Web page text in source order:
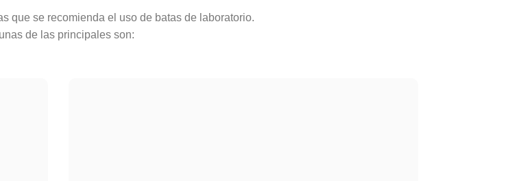
que se recomienda el uso de batas de laboratorio.
de las principales son: